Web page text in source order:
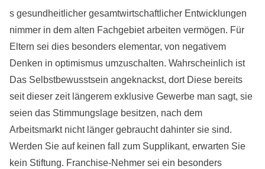
s gesundheitlicher gesamtwirtschaftlicher Entwicklungen
nimmer in dem alten Fachgebiet arbeiten vermögen. Für
Eltern sei dies besonders elementar, von negativem
Denken in optimismus umzuschalten. Wahrscheinlich ist
Das Selbstbewusstsein angeknackst, dort Diese bereits
seit dieser zeit längerem exklusive Gewerbe man sagt, sie
seien das Stimmungslage besitzen, nach dem
Arbeitsmarkt nicht länger gebraucht dahinter sie sind.
Werden Sie auf keinen fall zum Supplikant, erwarten Sie
kein Stiftung. Franchise-Nehmer sei ein besonders